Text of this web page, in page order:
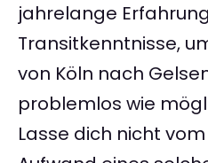
jahrelange
Transitkenntnisse,
von Köln nach
problemlos wie
Lasse dich nicht